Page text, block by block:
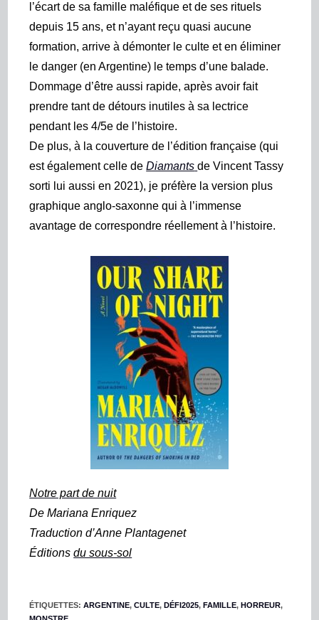
l’écart de sa famille maléfique et de ses rituels
depuis 15 ans, et n’ayant reçu quasi aucune
formation, arrive à démonter le culte et en éliminer
le danger (en Argentine) le temps d’une balade.
Dommage d’être aussi rapide, après avoir fait
prendre tant de détours inutiles à sa lectrice
pendant les 4/5e de l’histoire.
De plus, à la couverture de l’édition française (qui
est également celle deDiamants de Vincent Tassy
sorti lui aussi en 2021), je préfère la version plus
graphique anglo-saxonne qui à l’immense
avantage de correspondre réellement à l’histoire.
Notre part de nuit
DeMariana Enriquez
Traduction d’Anne Plantagenet
Éditionsdu sous-sol
ÉTIQUETTES:ARGENTINE, CULTE, DÉFI2025, FAMILLE, HORREUR,